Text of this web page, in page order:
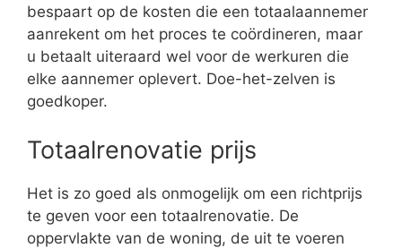
bespaart op de kosten die een totaalaannemer
aanrekent om het proces te coördineren, maar
u betaalt uiteraard wel voor de werkuren die
elke aannemer oplevert. Doe-het-zelven is
goedkoper.
Totaalrenovatie prijs
Het is zo goed als onmogelijk om een richtprijs
te geven voor een totaalrenovatie. De
oppervlakte van de woning, de uit te voeren